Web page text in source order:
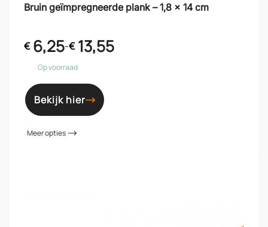
Bruin geïmpregneerde plank – 1,8 x 14 cm
€6,25-€13,55
Op voorraad
Bekijk hier
Meer opties